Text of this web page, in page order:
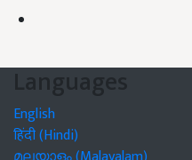
Languages
English
हिंदी (Hindi)